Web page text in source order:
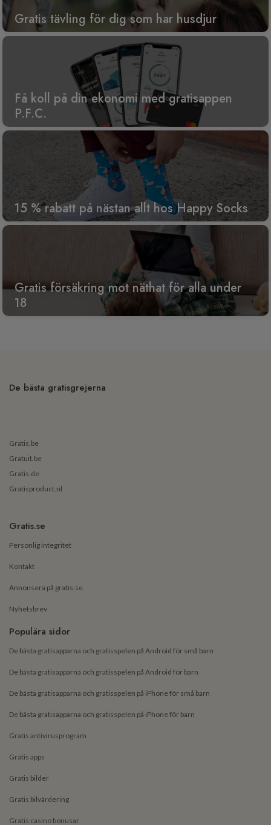
Gratis tävling för dig som har husdjur
Få koll på din ekonomi med gratisappen
P.F.C.
15 % rabatt på nästan allt hos Happy Socks
Gratis försäkring mot näthat för alla under
18
De bästa gratisgrejerna
Gratis.be
Gratuit.be
Gratis.de
Gratisproduct.nl
Gratis.se
Personlig integritet
Kontakt
Annonsera på gratis.se
Nyhetsbrev
Populära sidor
De bästa gratisapparna och gratisspelen på Android för små barn
De bästa gratisapparna och gratisspelen på Android för barn
De bästa gratisapparna och gratisspelen på iPhone för små barn
De bästa gratisapparna och gratisspelen på iPhone för barn
Gratis antivirusprogram
Gratis apps
Gratis bilder
Gratis bilvärdering
Gratis casino bonusar